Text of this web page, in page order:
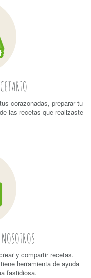
corazonadas, preparar tu
las recetas que realizaste
y compartir recetas.
herramienta de ayuda
fastidiosa.